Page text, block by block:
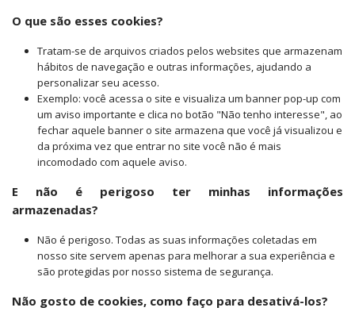
O que são esses cookies?
Tratam-se de arquivos criados pelos websites que armazenam
hábitos de navegação e outras informações, ajudando a
personalizar seu acesso.
Exemplo: você acessa o site e visualiza um banner pop-up com
um aviso importante e clica no botão "Não tenho interesse", ao
fechar aquele banner o site armazena que você já visualizou e
da próxima vez que entrar no site você não é mais
incomodado com aquele aviso.
E não é perigoso ter minhas informações
armazenadas?
Não é perigoso. Todas as suas informações coletadas em
nosso site servem apenas para melhorar a sua experiência e
são protegidas por nosso sistema de segurança.
Não gosto de cookies, como faço para desativá-los?